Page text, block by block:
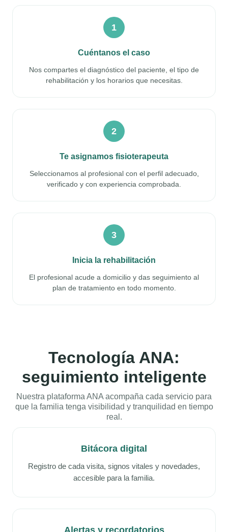
1
Cuéntanos el caso
Nos compartes el diagnóstico del paciente, el tipo de
rehabilitación y los horarios que necesitas.
2
Te asignamos fisioterapeuta
Seleccionamos al profesional con el perfil adecuado,
verificado y con experiencia comprobada.
3
Inicia la rehabilitación
El profesional acude a domicilio y das seguimiento al
plan de tratamiento en todo momento.
Tecnología ANA:
seguimiento inteligente
Nuestra plataforma ANA acompaña cada servicio para
que la familia tenga visibilidad y tranquilidad en tiempo
real.
Bitácora digital
Registro de cada visita, signos vitales y novedades,
accesible para la familia.
Alertas y recordatorios